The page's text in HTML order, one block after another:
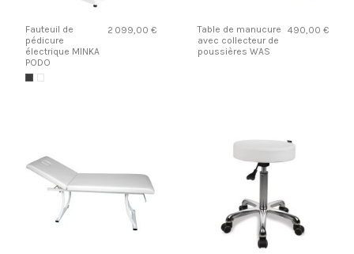
Fauteuil de
pédicure
électrique MINKA
PODO
2 099,00 €
Table de manucure
avec collecteur de
poussières WAS
490,00 €